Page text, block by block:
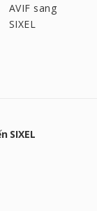
AVIF sang
SIXEL
SIXEL